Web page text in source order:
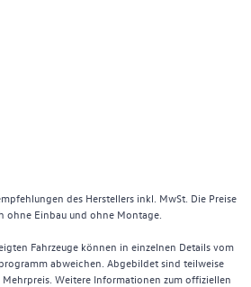
des Herstellers inkl. MwSt. Die Preise
ohne Einbau und ohne Montage.
Fahrzeuge können in einzelnen Details vom
abweichen. Abgebildet sind teilweise
Weitere Informationen zum offiziellen